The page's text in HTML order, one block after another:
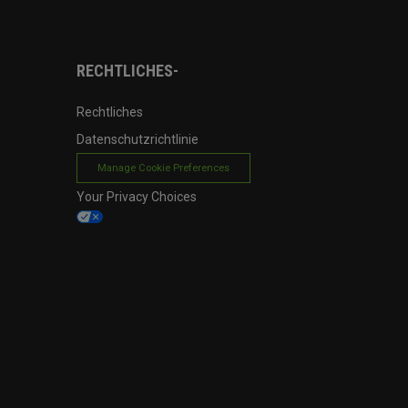
RECHTLICHES-
Rechtliches
Datenschutzrichtlinie
Manage Cookie Preferences
Your Privacy Choices